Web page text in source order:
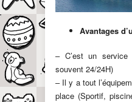
Avantages
– C’est un service
souvent 24/24H)
– Il y a tout
place (Sportif,